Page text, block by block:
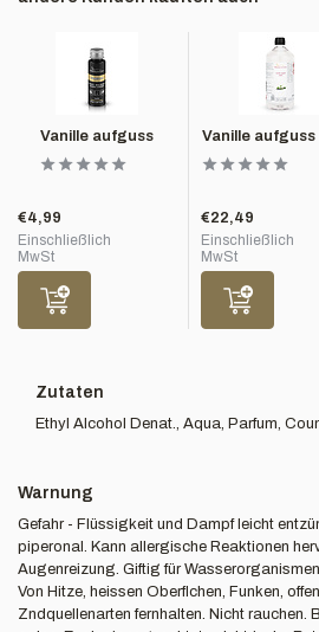
Vanille aufguss
€4,99
Einschließlich
MwSt
Vanille aufguss
€22,49
Einschließlich
MwSt
Zutaten
Ethyl Alcohol Denat., Aqua, Parfum,
Warnung
Gefahr - Flüssigkeit und Dampf leicht
piperonal. Kann allergische Reaktionen
Augenreizung. Giftig für
Von Hitze, heissen Oberflchen, Funken,
Zndquellenarten fernhalten. Nicht rauchen.